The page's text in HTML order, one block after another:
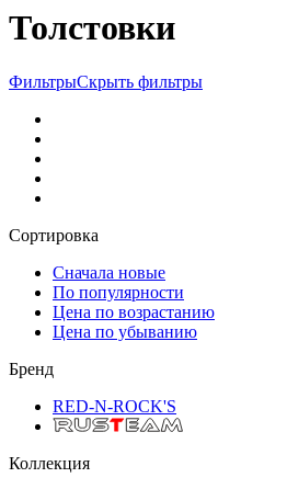
Толстовки
ФильтрыСкрыть фильтры
Сортировка
Сначала новые
По популярности
Цена по возрастанию
Цена по убыванию
Бренд
RED-N-ROCK'S
Коллекция